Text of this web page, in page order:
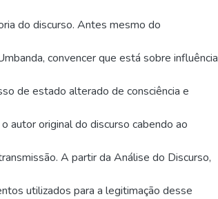
do discurso. Antes mesmo do
convencer que está sobre influência
de estado alterado de consciência e
autor original do discurso cabendo ao
A partir da Análise do Discurso,
utilizados para a legitimação desse